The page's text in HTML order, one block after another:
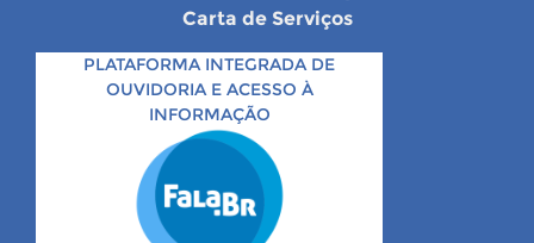
Carta de Serviços
PLATAFORMA INTEGRADA DE
OUVIDORIA E ACESSO À
INFORMAÇÃO